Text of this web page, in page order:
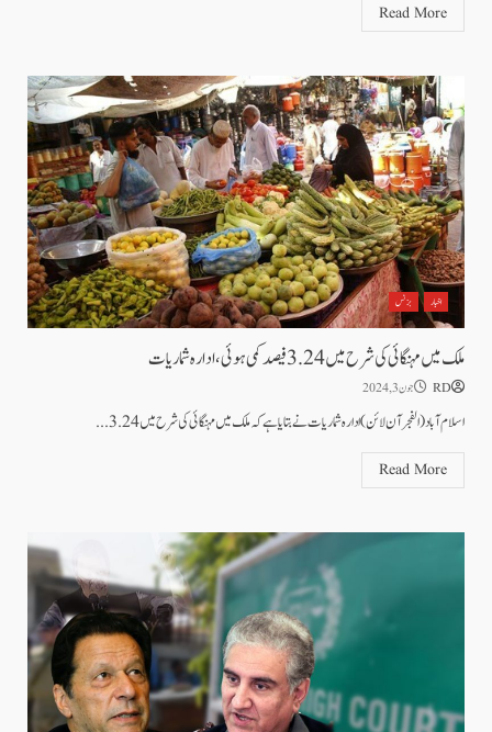
Read More
اخبار بزنس
ملک میں مہنگائی کی شرح میں3.24فیصد کمی ہوئی، ادارہ شماریات
RD جون 3, 2024
اسلام آباد (الفجرآن لائن) ادارہ شماریات نے بتایا ہے کہ ملک میں مہنگائی کی شرح میں 3.24...
Read More